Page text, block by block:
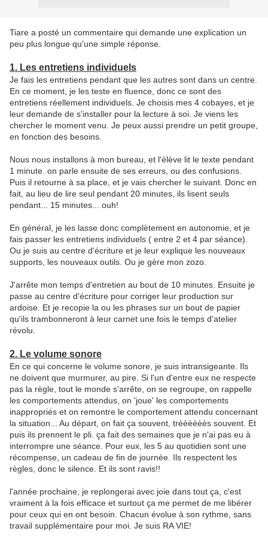
Tiare a posté un commentaire qui demande une explication un
peu plus longue qu'une simple réponse.
1. Les entretiens individuels
Je fais les entretiens pendant que les autres sont dans un centre.
En ce moment, je les teste en fluence, donc ce sont des
entretiens réellement individuels. Je choisis mes 4 cobayes, et je
leur demande de s'installer pour la lecture à soi. Je viens les
chercher le moment venu. Je peux aussi prendre un petit groupe,
en fonction des besoins.
Nous nous installons à mon bureau, et l'élève lit le texte pendant
1 minute. on parle ensuite de ses erreurs, ou des confusions.
Puis il retourne à sa place, et je vais chercher le suivant. Donc en
fait, au lieu de lire seul pendant 20 minutes, ils lisent seuls
pendant... 15 minutes... ouh!
En général, je les lasse donc complètement en autonomie, et je
fais passer les entretiens individuels ( entre 2 et 4 par séance).
Ou je suis au centre d'écriture et je leur explique les nouveaux
supports, les nouveaux outils. Ou je gère mon zozo.
J'arrête mon temps d'entretien au bout de 10 minutes. Ensuite je
passe au centre d'écriture pour corriger leur production sur
ardoise. Et je recopie la ou les phrases sur un bout de papier
qu'ils trambonneront à leur carnet une fois le temps d'atelier
révolu.
2. Le volume sonore
En ce qui concerne le volume sonore, je suis intransigeante. Ils
ne doivent que murmurer, au pire. Si l'un d'entre eux ne respecte
pas la règle, tout le monde s'arrête, on se regroupe, on rappelle
les comportements attendus, on 'joue' les comportements
inappropriés et on remontre le comportement attendu concernant
la situation... Au départ, on fait ça souvent, trèèèèèès souvent. Et
puis ils prennent le pli. ça fait des semaines que je n'ai pas eu à
interrompre une séance. Pour eux, les 5 au quotidien sont une
récompense, un cadeau de fin de journée. Ils respectent les
règles, donc le silence. Et ils sont ravis!!
l'année prochaine, je replongerai avec joie dans tout ça, c'est
vraiment à la fois efficace et surtout ça me permet de me libérer
pour ceux qui en ont besoin. Chacun évolue à son rythme, sans
travail supplémentaire pour moi. Je suis RA VIE!